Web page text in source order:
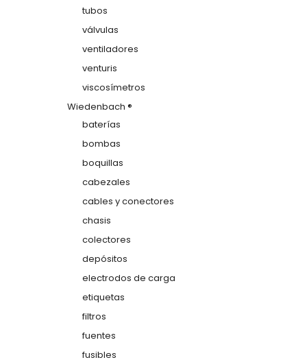
tubos
válvulas
ventiladores
venturis
viscosímetros
Wiedenbach ®
baterías
bombas
boquillas
cabezales
cables y conectores
chasis
colectores
depósitos
electrodos de carga
etiquetas
filtros
fuentes
fusibles